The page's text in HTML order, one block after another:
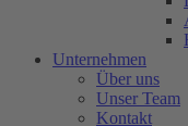
Unternehmen
Über uns
Unser Team
Kontakt